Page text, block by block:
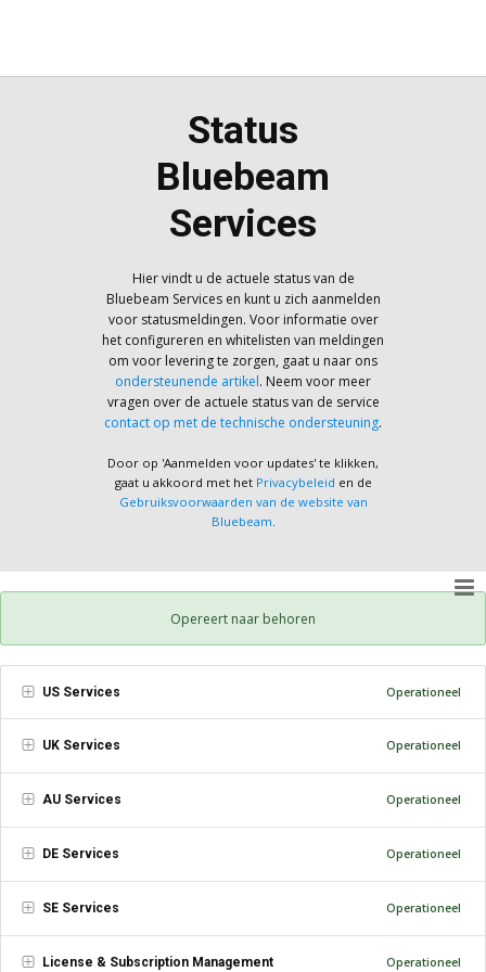
Status
Bluebeam
Services
Hier vindt u de actuele status van de
Bluebeam Services en kunt u zich aanmelden
voor statusmeldingen. Voor informatie over
het configureren en whitelisten van meldingen
om voor levering te zorgen, gaat u naar ons
ondersteunende artikel. Neem voor meer
vragen over de actuele status van de service
contact op met de technische ondersteuning.
Door op 'Aanmelden voor updates' te klikken,
gaat u akkoord met het Privacybeleid en de
Gebruiksvoorwaarden van de website van
Bluebeam
Opereert naar behoren
US Services Operationeel
UK Services Operationeel
AU Services Operationeel
DE Services Operationeel
SE Services Operationeel
License & Subscription Management Operationeel